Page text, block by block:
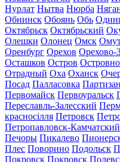
Нурлат Нытва Нюрба
Обнинск Обоянь Обь
Октябрьск Октябрьский
Олешки Олонец Омск
Оренбург Орехов Орехово-
Осташков Остров
Отрадный Оха Оханск
Посад Палласовка
Первомайск Первоуральск
Переславль-Залесский
красносілля Петровск
Петропавловск-Камчатский
Печоры Пикалево
Плес Поворино Подольск
Покровск Покровск